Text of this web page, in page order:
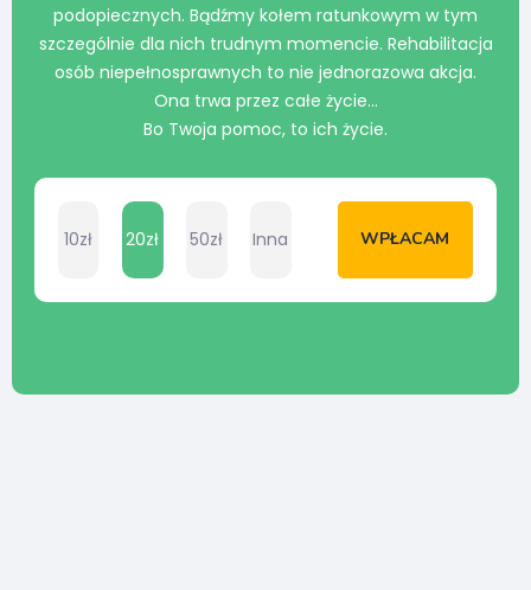
podopiecznych. Bądźmy kołem ratunkowym w tym
szczególnie dla nich trudnym momencie. Rehabilitacja
osób niepełnosprawnych to nie jednorazowa akcja.
Ona trwa przez całe życie…
Bo Twoja pomoc, to ich życie.
10zł 20zł 50zł Inna WPŁACAM